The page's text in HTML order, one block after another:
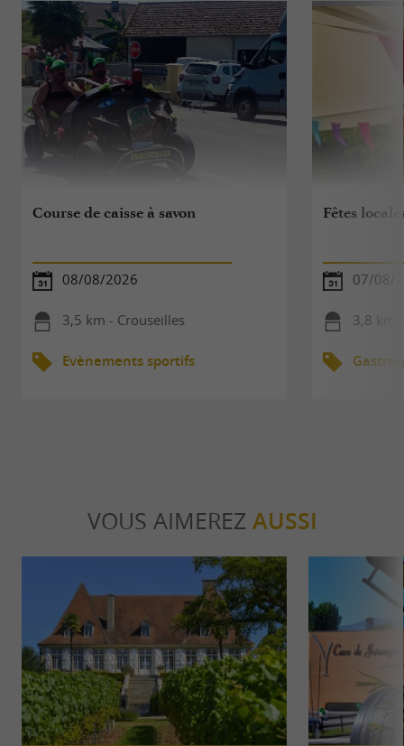
Course de caisse à savon
08/08/2026
3,5 km - Crouseilles
Evènements sportifs
Fêtes
07/08/
3,8 km
VOUS AIMEREZ AUSSI